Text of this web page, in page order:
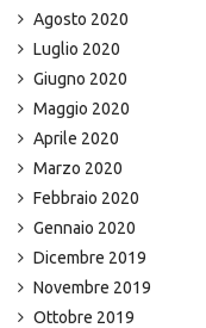
Agosto 2020
Luglio 2020
Giugno 2020
Maggio 2020
Aprile 2020
Marzo 2020
Febbraio 2020
Gennaio 2020
Dicembre 2019
Novembre 2019
Ottobre 2019